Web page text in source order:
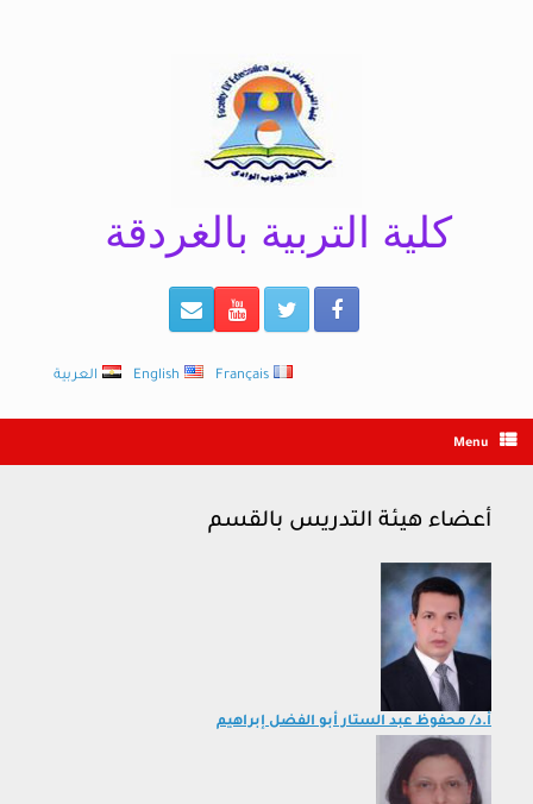
كلية التربية بالغردقة
العربية English Français
Menu
أعضاء هيئة التدريس بالقسم
أ.د/ محفوظ عبد الستار أبو الفضل إبراهيم